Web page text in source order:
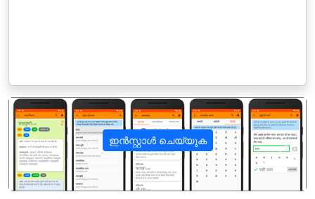
ഇൻസ്റ്റാൾ ചെയ്യുക
पिछला अगला